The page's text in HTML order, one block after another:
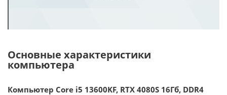
Основные характеристики
компьютера
Компьютер Core i5 13600KF, RTX 4080S 16Гб, DDR4